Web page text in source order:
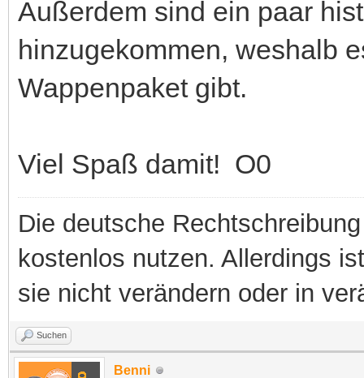
Außerdem sind ein paar
hinzugekommen, weshalb
Wappenpaket gibt.
Viel Spaß damit! O0
Die deutsche
kostenlos nutzen. Allerdings
sie nicht verändern oder in
Suchen
Benni